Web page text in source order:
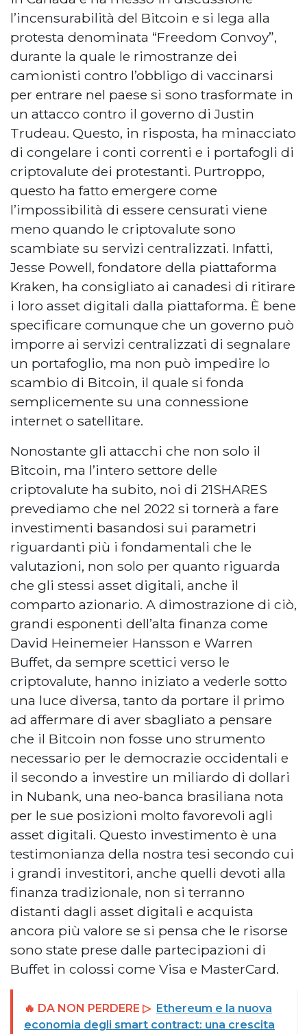
l’incensurabilità del Bitcoin e si lega alla
protesta denominata “Freedom Convoy”,
durante la quale le rimostranze dei
camionisti contro l’obbligo di vaccinarsi
per entrare nel paese si sono trasformate in
un attacco contro il governo di Justin
Trudeau. Questo, in risposta, ha minacciato
di congelare i conti correnti e i portafogli di
criptovalute dei protestanti. Purtroppo,
questo ha fatto emergere come
l’impossibilità di essere censurati viene
meno quando le criptovalute sono
scambiate su servizi centralizzati. Infatti,
Jesse Powell, fondatore della piattaforma
Kraken, ha consigliato ai canadesi di ritirare
i loro asset digitali dalla piattaforma. È bene
specificare comunque che un governo può
imporre ai servizi centralizzati di segnalare
un portafoglio, ma non può impedire lo
scambio di Bitcoin, il quale si fonda
semplicemente su una connessione
internet o satellitare.
Nonostante gli attacchi che non solo il
Bitcoin, ma l’intero settore delle
criptovalute ha subito, noi di 21SHARES
prevediamo che nel 2022 si tornerà a fare
investimenti basandosi sui parametri
riguardanti più i fondamentali che le
valutazioni, non solo per quanto riguarda
che gli stessi asset digitali, anche il
comparto azionario. A dimostrazione di ciò,
grandi esponenti dell’alta finanza come
David Heinemeier Hansson e Warren
Buffet, da sempre scettici verso le
criptovalute, hanno iniziato a vederle sotto
una luce diversa, tanto da portare il primo
ad affermare di aver sbagliato a pensare
che il Bitcoin non fosse uno strumento
necessario per le democrazie occidentali e
il secondo a investire un miliardo di dollari
in Nubank, una neo-banca brasiliana nota
per le sue posizioni molto favorevoli agli
asset digitali. Questo investimento è una
testimonianza della nostra tesi secondo cui
i grandi investitori, anche quelli devoti alla
finanza tradizionale, non si terranno
distanti dagli asset digitali e acquista
ancora più valore se si pensa che le risorse
sono state prese dalle partecipazioni di
Buffet in colossi come Visa e MasterCard.
🔥 DA NON PERDERE ▷ Ethereum e la nuova
economia degli smart contract: una crescita